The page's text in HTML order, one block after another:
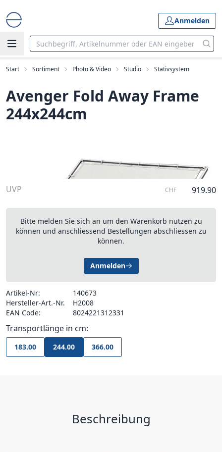
Anmelden
Start Sortiment Photo & Video Studio Stativsystem
Avenger Fold Away Frame
244x244cm
UVP CHF 919.90
Bitte melden Sie sich an um den Warenkorb nutzen zu
können und anschliessend Bestellungen abschliessen zu
können.
Anmelden
Artikel-Nr:
140673
Hersteller-Art.-Nr.
H2008
EAN Code:
8024221312331
Transportlänge in cm:
183.00 244.00 366.00
Beschreibung